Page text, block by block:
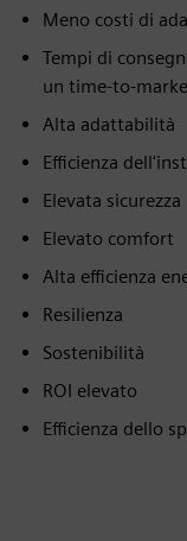
Meno costi di
Tempi di
un time-to-
Alta adattabilità
Efficienza
Elevata sicurezza
Elevato comfort
Alta efficienza
Resilienza
Sostenibilità
ROI elevato
Efficienza dello